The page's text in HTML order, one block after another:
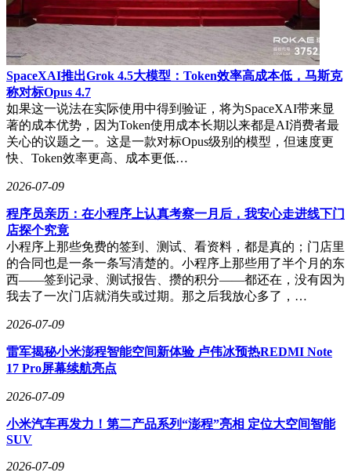
SpaceXAI推出Grok 4.5大模型：Token效率高成本低，马斯克
称对标Opus 4.7
如果这一说法在实际使用中得到验证，将为SpaceXAI带来显
著的成本优势，因为Token使用成本长期以来都是AI消费者最
关心的议题之一。这是一款对标Opus级别的模型，但速度更
快、Token效率更高、成本更低…
2026-07-09
程序员亲历：在小程序上认真考察一月后，我安心走进线下门
店探个究竟
小程序上那些免费的签到、测试、看资料，都是真的；门店里
的合同也是一条一条写清楚的。小程序上那些用了半个月的东
西——签到记录、测试报告、攒的积分——都还在，没有因为
我去了一次门店就消失或过期。那之后我放心多了，…
2026-07-09
雷军揭秘小米澎程智能空间新体验 卢伟冰预热REDMI Note
17 Pro屏幕续航亮点
2026-07-09
小米汽车再发力！第二产品系列“澎程”亮相 定位大空间智能
SUV
2026-07-09